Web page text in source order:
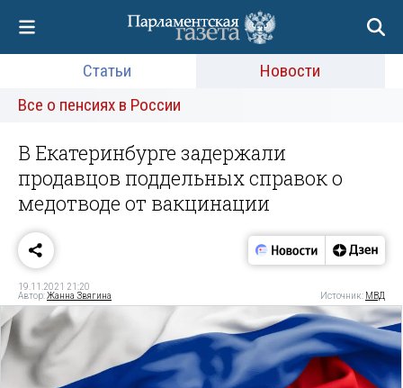
Статьи
Новости
Все о пенсиях в России
В Екатеринбурге задержали
продавцов поддельных справок о
медотводе от вакцинации
19.11.2021 21:20
Автор:Жанна Звягина Источник: МВД